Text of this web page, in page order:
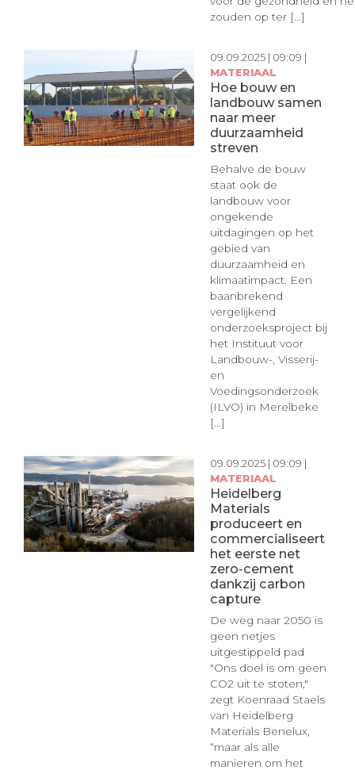
zouden op ter [...]
09.09.2025 | 09:09 |
MATERIAAL
Hoe bouw en
landbouw samen
naar meer
duurzaamheid
streven
Behalve de bouw
staat ook de
landbouw voor
ongekende
uitdagingen op het
gebied van
duurzaamheid en
klimaatimpact. Een
baanbrekend
vergelijkend
onderzoeksproject bij
het Instituut voor
Landbouw-, Visserij-
en
Voedingsonderzoek
(ILVO) in Merelbeke
[...]
09.09.2025 | 09:09 |
MATERIAAL
Heidelberg
Materials
produceert en
commercialiseert
het eerste net
zero-cement
dankzij carbon
capture
De weg naar 2050 is
geen netjes
uitgestippeld pad
"Ons doel is om geen
CO2 uit te stoten,"
zegt Koenraad Staels
van Heidelberg
Materials Benelux,
“maar als alle
manieren om het